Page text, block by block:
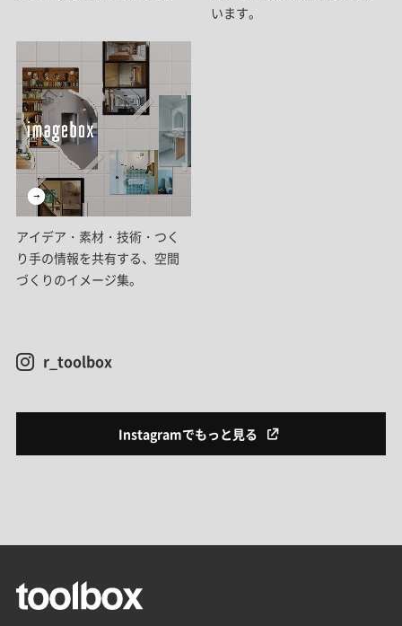
います。
アイデア・素材・技術・つく
り手の情報を共有する、空間
づくりのイメージ集。
r_toolbox
Instagramでもっと見る